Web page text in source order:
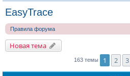
EasyTrace
Правила форума
Новая тема
163 темы 1 2 3